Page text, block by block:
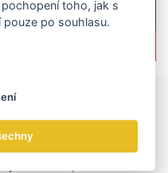
»
toho, jak s
pouze po souhlasu.